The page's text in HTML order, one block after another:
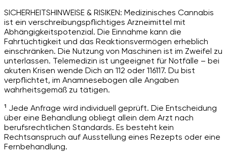
SICHERHEITSHINWEISE & RISIKEN: Medizinisches Cannabis
ist ein verschreibungspflichtiges Arzneimittel mit
Abhängigkeitspotenzial. Die Einnahme kann die
Fahrtüchtigkeit und das Reaktionsvermögen erheblich
einschränken. Die Nutzung von Maschinen ist im Zweifel zu
unterlassen. Telemedizin ist ungeeignet für Notfälle – bei
akuten Krisen wende Dich an 112 oder 116117. Du bist
verpflichtet, im Anamnesebogen alle Angaben
wahrheitsgemäß zu tätigen.
¹ Jede Anfrage wird individuell geprüft. Die Entscheidung
über eine Behandlung obliegt allein dem Arzt nach
berufsrechtlichen Standards. Es besteht kein
Rechtsanspruch auf Ausstellung eines Rezepts oder eine
Fernbehandlung.